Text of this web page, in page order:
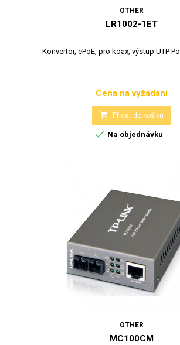
OTHER
LR1002-1ET
Konvertor, ePoE, pro koax, výstup UTP
Cena
Cena na vyžádání
 Přidat do košíku
 Na objednávku
OTHER
MC100CM